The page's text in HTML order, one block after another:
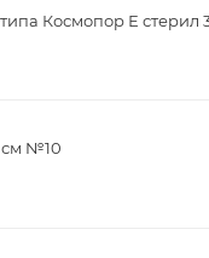
Космопор Е стерил
см №10